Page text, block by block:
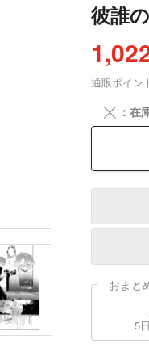
彼誰
通販ポイン
╳ ：在
おまと
5